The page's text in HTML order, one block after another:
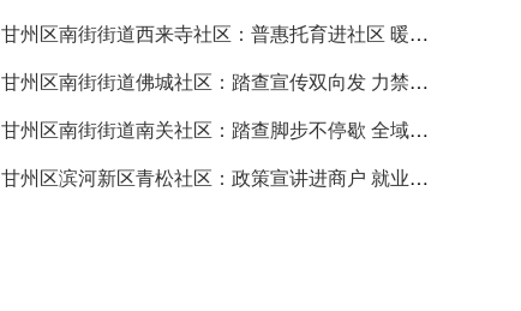
调解化干戈
甘州区南街街道西来寺社区：普惠托育进社区 暖心
守护伴成长
甘州区南街街道佛城社区：踏查宣传双向发 力禁种
铲毒守护净土
甘州区南街街道南关社区：踏查脚步不停歇 全域无
毒守净土
甘州区滨河新区青松社区：政策宣讲进商户 就业服